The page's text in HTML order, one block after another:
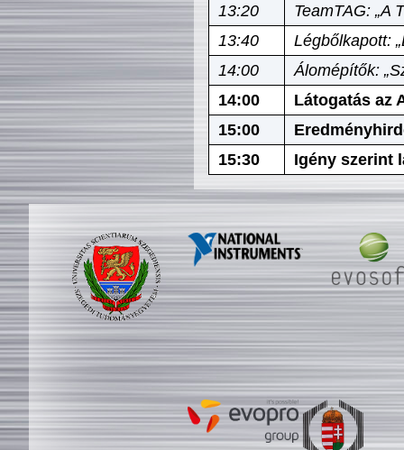
13:20
TeamTAG: „A
13:40
Légbőlkapott:
14:00
Álomépítők:
14:00
Látogatás az
15:00
15:30
Igény szerint